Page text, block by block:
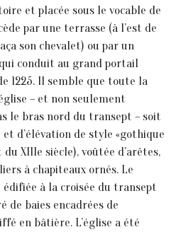
et placée sous le vocable de
par une terrasse (à l’est de
son chevalet) ou par un
conduit au grand portail
1225. Il semble que toute la
– et non seulement
le bras nord du transept – soit
d’élévation de style «gothique
XIIIe siècle), voûtée d’arêtes,
à chapiteaux ornés. Le
à la croisée du transept
de baies encadrées de
en bâtière. L’église a été